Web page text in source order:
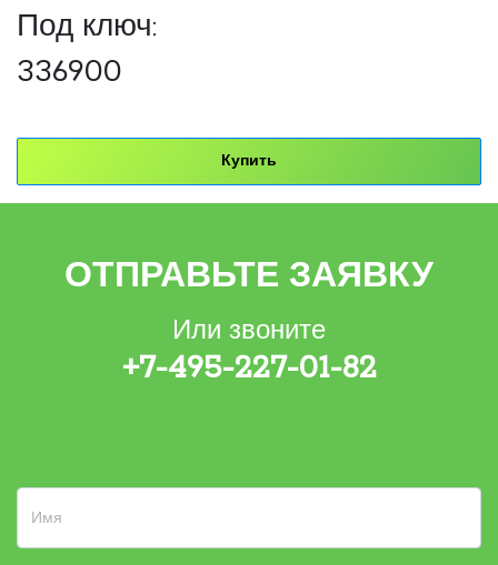
Под ключ:
336900
Купить
ОТПРАВЬТЕ ЗАЯВКУ
Или звоните
+7-495-227-01-82